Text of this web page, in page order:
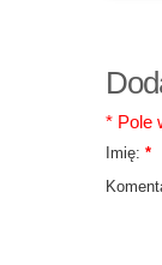
* Pole
Imię: *